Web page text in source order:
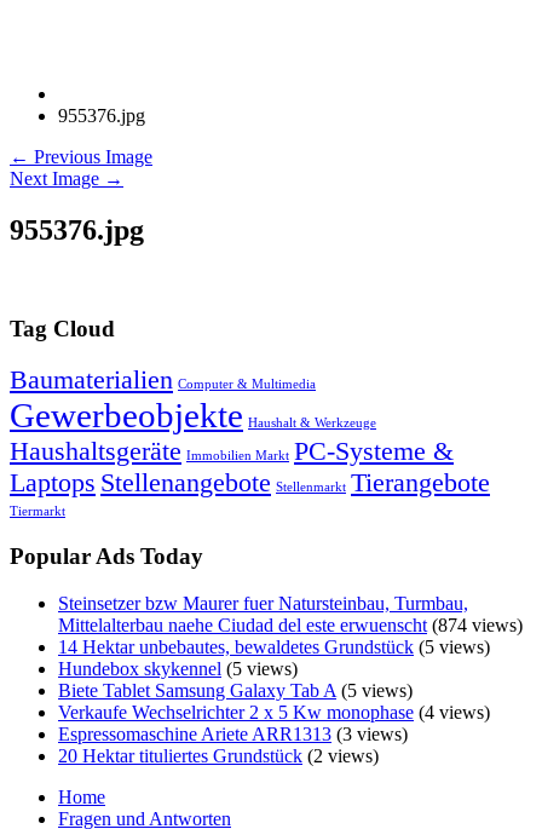
955376.jpg
← Previous Image
Next Image →
955376.jpg
Tag Cloud
Baumaterialien Computer & Multimedia
Gewerbeobjekte Haushalt & Werkzeuge
Haushaltsgeräte Immobilien Markt PC-Systeme &
Laptops Stellenangebote Stellenmarkt Tierangebote
Tiermarkt
Popular Ads Today
Steinsetzer bzw Maurer fuer Natursteinbau, Turmbau,
Mittelalterbau naehe Ciudad del este erwuenscht (874 views)
14 Hektar unbebautes, bewaldetes Grundstück (5 views)
Hundebox skykennel (5 views)
Biete Tablet Samsung Galaxy Tab A (5 views)
Verkaufe Wechselrichter 2 x 5 Kw monophase (4 views)
Espressomaschine Ariete ARR1313 (3 views)
20 Hektar tituliertes Grundstück (2 views)
Home
Fragen und Antworten